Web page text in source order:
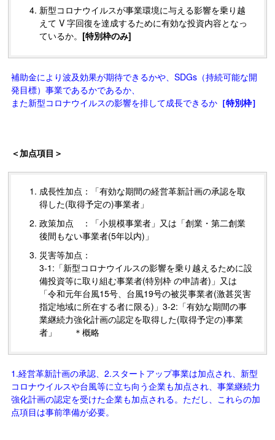
新型コロナウイルスが事業環境に与える影響を乗り越
えて V字回復を達成するために有効な投資内容となっ
ているか。 [特別枠のみ]
補助金により波及効果が期待できるかや、SDGs（持続可能な開
発目標）事業であるかであるか、
また新型コロナウイルスの影響を排して成長できるか ［特別枠］
＜加点項目＞
成長性加点：「有効な期間の経営革新計画の承認を取
得した(取得予定の)事業者」
政策加点 ：「小規模事業者」又は「創業・第二創業
後間もない事業者(5年以内)」
災害等加点：
3-1:「新型コロナウイルスの影響を乗り越えるために設
備投資等に取り組む事業者(特別枠 の申請者)」又は
「令和元年台風15号、台風19号の被災事業者(激甚災害
指定地域に所在する者に限る)」3-2: 「有効な期間の事
業継続力強化計画の認定を取得した(取得予定の)事業
者」 ＊概略
1.経営革新計画の承認、2.スタートアップ事業は加点され、新型
コロナウイルスや台風等に立ち向う企業も加点され、事業継続力
強化計画の認定を受けた企業も加点される。ただし、これらの加
点項目は事前準備が必要。